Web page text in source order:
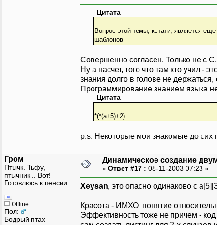
Цитата
Вопрос этой темы, кстати, является
шаблонов.
Совершенно согласен. Только не с
Ну а насчет, того что там кто учил -
знания долго в голове не
Программирование знанием языка
Цитата
*(*(a+5)+2).
p.s. Некоторые мои знакомые до сих
Гром
Птычк. Тьфу,
птычник... Вот!
Готовлюсь к пенсии
Offline
Пол:
Бодрый птах
Динамическое создание
« Ответ #17 : 08-11-2003 07:23 »
Xeysan, это опасно одинаково с
Красота - ИМХО понятие
Эффективность тоже не причем -